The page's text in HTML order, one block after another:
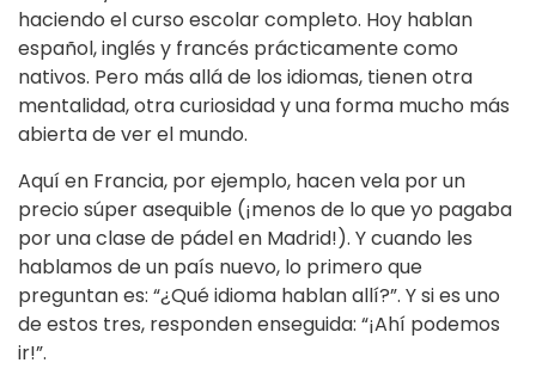
haciendo el curso escolar completo. Hoy hablan
español, inglés y francés prácticamente como
nativos. Pero más allá de los idiomas, tienen otra
mentalidad, otra curiosidad y una forma mucho más
abierta de ver el mundo.
Aquí en Francia, por ejemplo, hacen vela por un
precio súper asequible (¡menos de lo que yo pagaba
por una clase de pádel en Madrid!). Y cuando les
hablamos de un país nuevo, lo primero que
preguntan es: “¿Qué idioma hablan allí?”. Y si es uno
de estos tres, responden enseguida: “¡Ahí podemos
ir!”.